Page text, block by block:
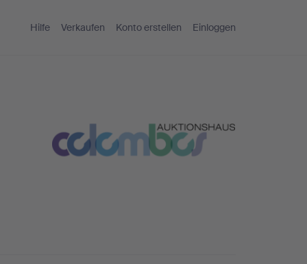
Hilfe Verkaufen Konto erstellen Einloggen